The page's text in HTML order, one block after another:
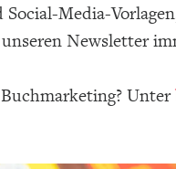
Media-
Newsletter
Unter